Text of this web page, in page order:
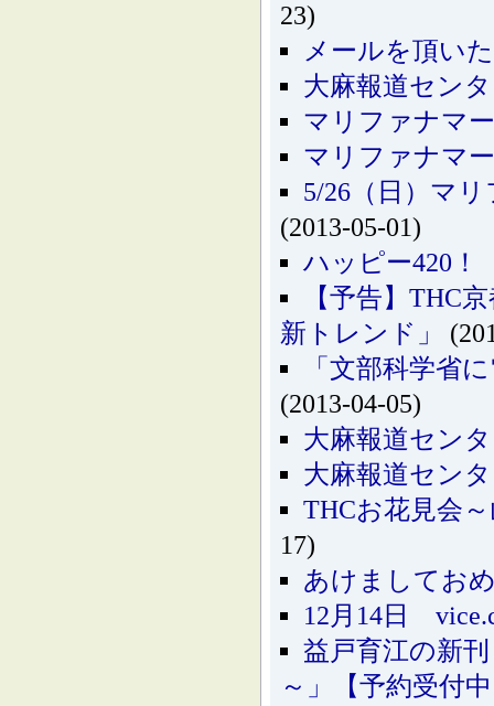
23)
メールを頂い
大麻報道セン
マリファナマ
マリファナマ
5/26（日）マ
(2013-05-01)
ハッピー420
【予告】THC
新トレンド」
「文部科学省
(2013-04-05)
大麻報道セン
大麻報道セン
THCお花見会
17)
あけましてお
12月14日
益戸育江の新
～」【予約受付